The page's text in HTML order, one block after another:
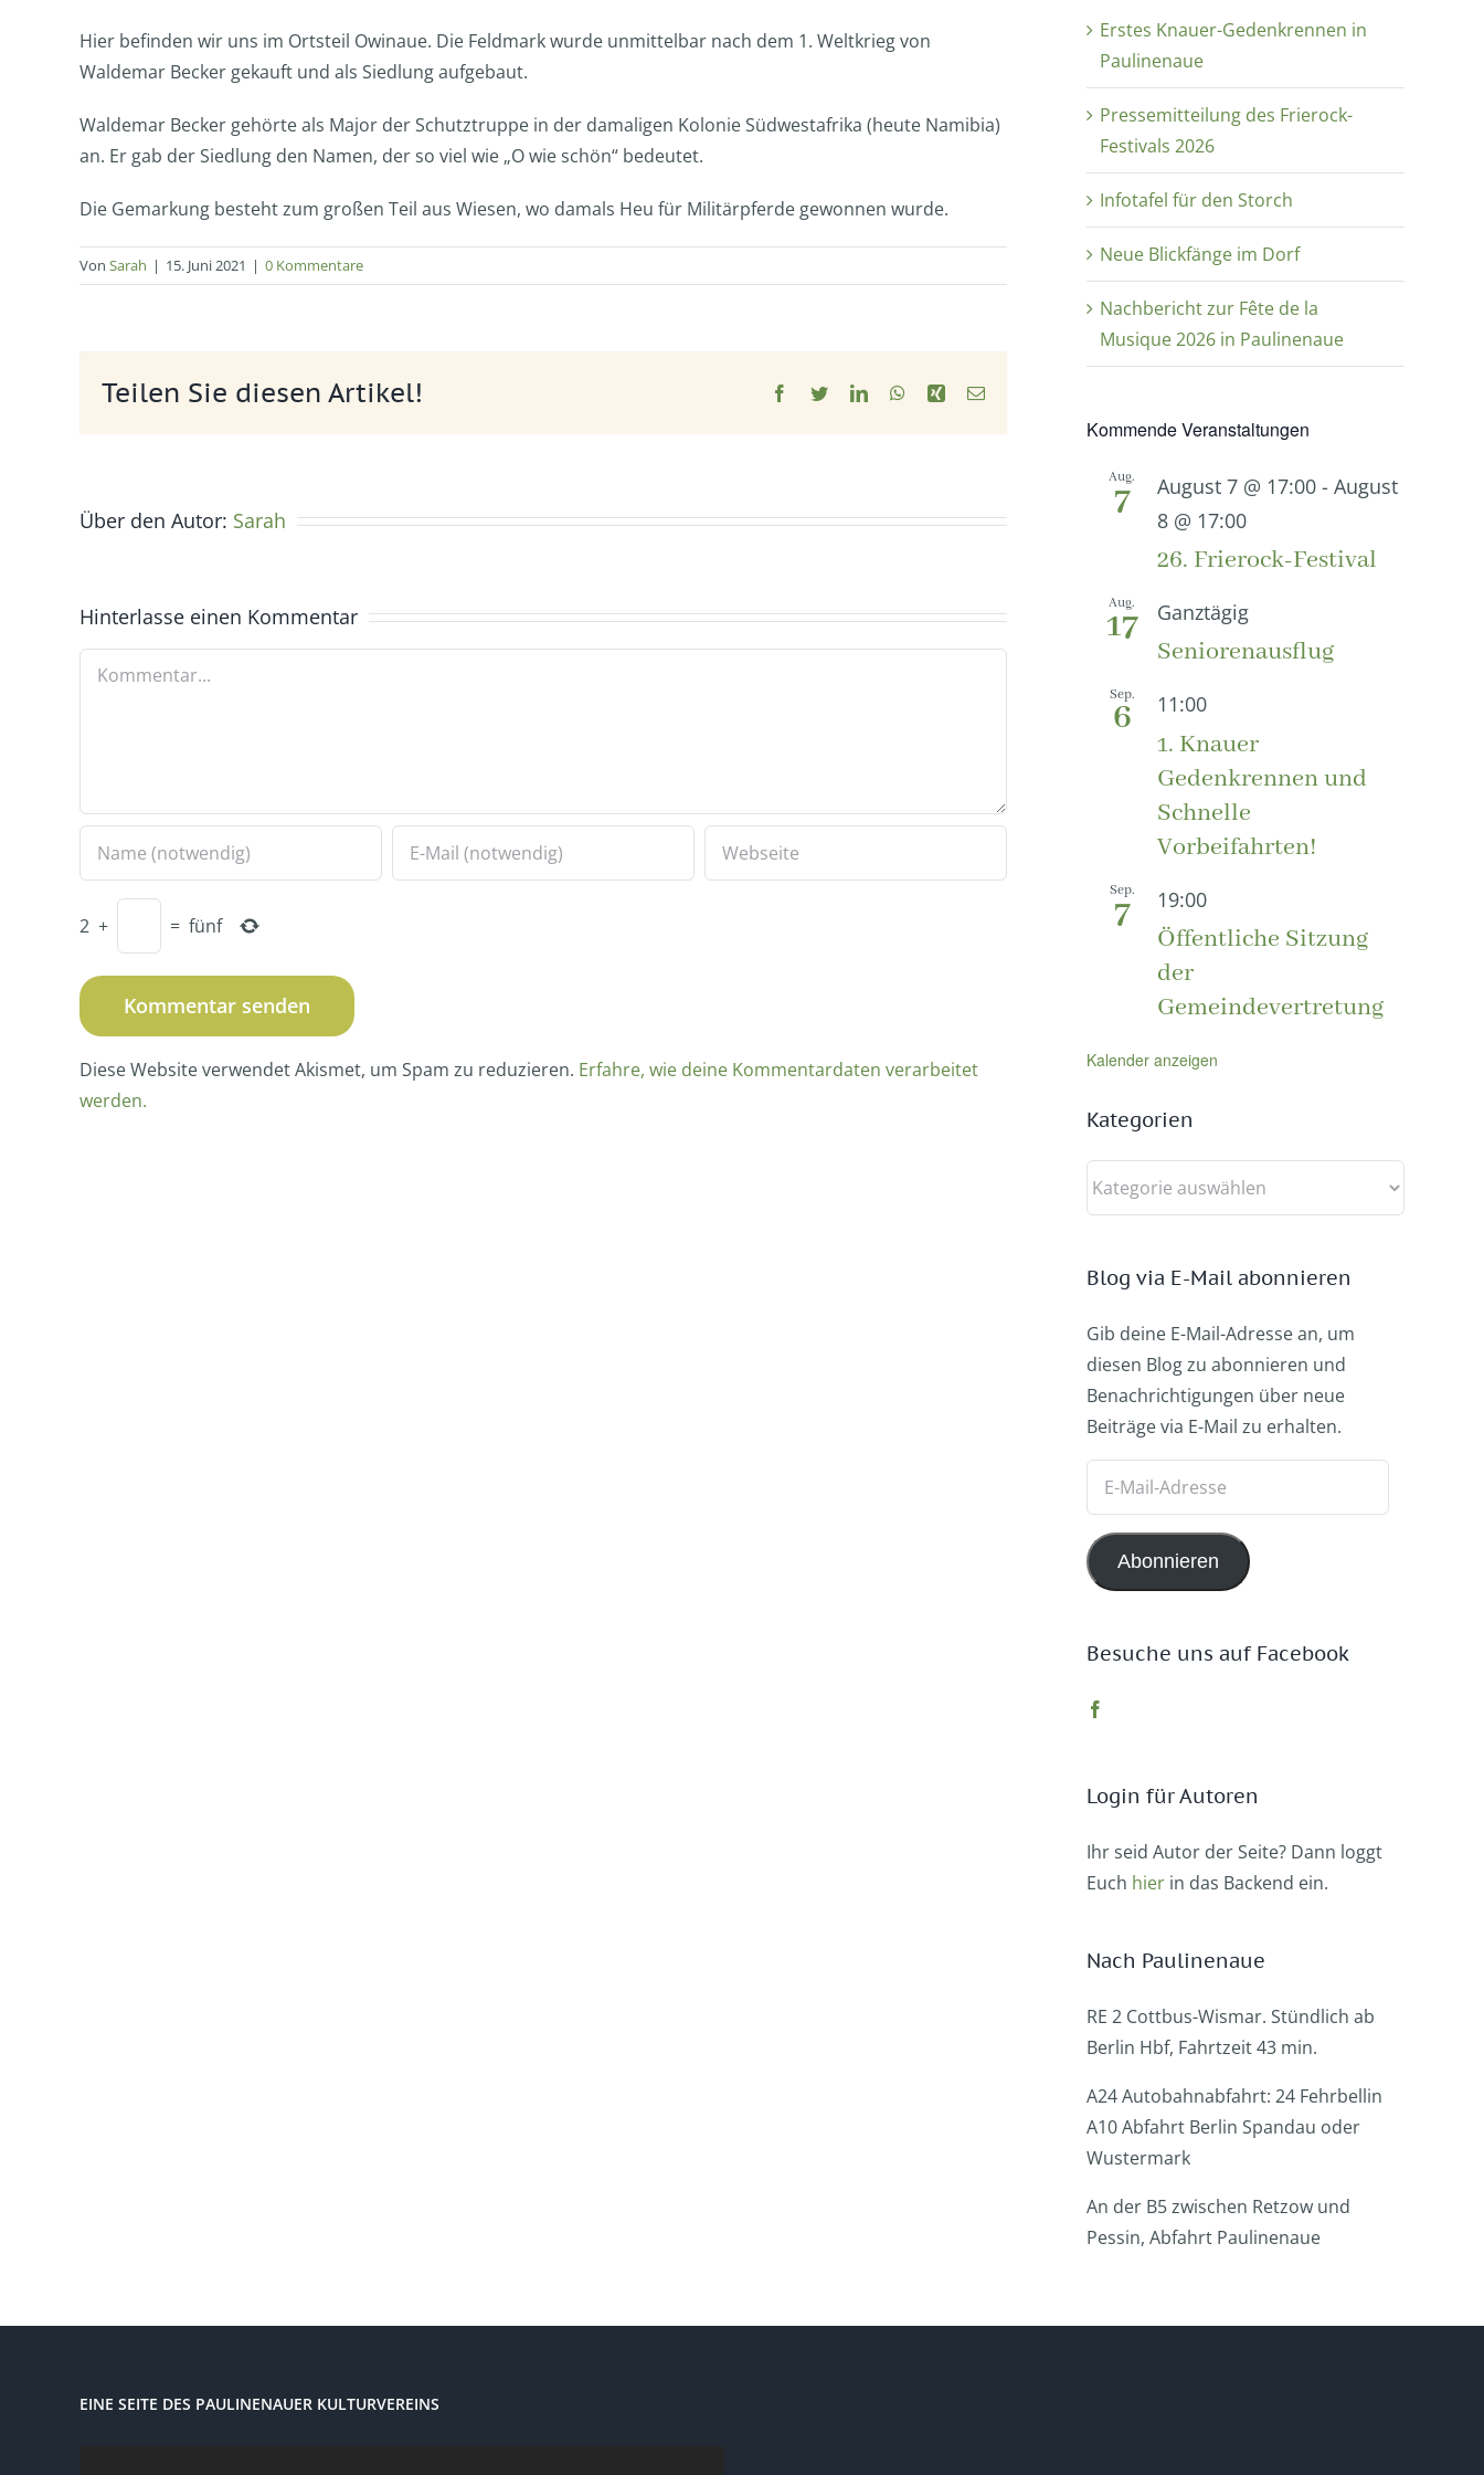
Hier befinden wir uns im Ortsteil Owinaue. Die Feldmark wurde unmittelbar nach dem 1. Weltkrieg von
Waldemar Becker gekauft und als Siedlung aufgebaut.
Waldemar Becker gehörte als Major der Schutztruppe in der damaligen Kolonie Südwestafrika (heute Namibia)
an. Er gab der Siedlung den Namen, der so viel wie „O wie schön“ bedeutet.
Die Gemarkung besteht zum großen Teil aus Wiesen, wo damals Heu für Militärpferde gewonnen wurde.
Von Sarah | 15. Juni 2021 | 0 Kommentare
Teilen Sie diesen Artikel! Facebook
TwitterLinkedInWhatsApp
Xing E-
Über den Autor: Sarah
Hinterlasse einen Kommentar
Kommentar
2 + = fünf
Diese Website verwendet Akismet, um Spam zu reduzieren. Erfahre, wie deine Kommentardaten verarbeitet
werden.
Erstes Knauer-Gedenkrennen in
Paulinenaue
Pressemitteilung des Frierock-
Festivals 2026
Infotafel für den Storch
Neue Blickfänge im Dorf
Nachbericht zur Fête de la
Musique 2026 in Paulinenaue
Kommende Veranstaltungen
Aug.
7 August 7 @ 17:00 - August
8 @ 17:00
26. Frierock-Festival
Aug.
17 Ganztägig
Seniorenausflug
Sep.
6 11:00
1. Knauer
Gedenkrennen und
Schnelle
Vorbeifahrten!
Sep.
7 19:00
Öffentliche Sitzung
der
Gemeindevertretung
Kalender anzeigen
Kategorien
Kategorien
Blog via E-Mail abonnieren
Gib deine E-Mail-Adresse an, um
diesen Blog zu abonnieren und
Benachrichtigungen über neue
Beiträge via E-Mail zu erhalten.
Adresse
Abonnieren
Besuche uns auf Facebook
Login für Autoren
Ihr seid Autor der Seite? Dann loggt
Euch hier in das Backend ein.
Nach Paulinenaue
RE 2 Cottbus-Wismar. Stündlich ab
Berlin Hbf, Fahrtzeit 43 min.
A24 Autobahnabfahrt: 24 Fehrbellin
A10 Abfahrt Berlin Spandau oder
Wustermark
An der B5 zwischen Retzow und
Pessin, Abfahrt Paulinenaue
EINE SEITE DES PAULINENAUER KULTURVEREINS